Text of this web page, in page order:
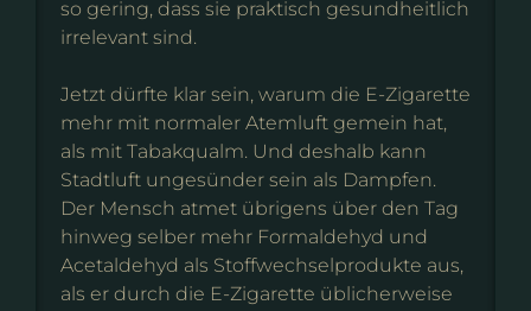
so gering, dass sie praktisch gesundheitlich
irrelevant sind.
Jetzt dürfte klar sein, warum die E-Zigarette
mehr mit normaler Atemluft gemein hat,
als mit Tabakqualm. Und deshalb kann
Stadtluft ungesünder sein als Dampfen.
Der Mensch atmet übrigens über den Tag
hinweg selber mehr Formaldehyd und
Acetaldehyd als Stoffwechselprodukte aus,
als er durch die E-Zigarette üblicherweise